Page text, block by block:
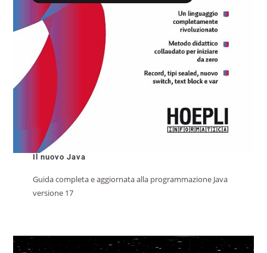
Il nuovo Java
Guida completa e aggiornata alla programmazione Java
versione 17